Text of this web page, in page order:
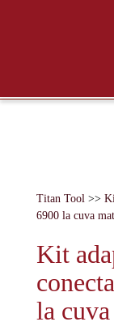
Titan Tool >>
6900 la cuva
Kit
la